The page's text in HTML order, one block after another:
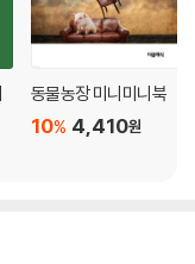
동물농장 미니미니북
4,410원
10%